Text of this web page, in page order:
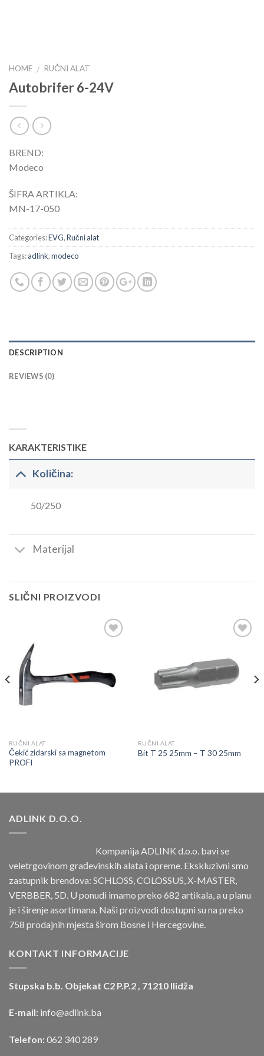
HOME / RUČNI ALAT
Autobrifer 6-24V
BREND:
Modeco
ŠIFRA ARTIKLA:
MN-17-050
Categories:EVG,Ručni alat
Tags:adlink,modeco
DESCRIPTION
REVIEWS (0)
KARAKTERISTIKE
Količina:
50/250
Materijal
SLIČNI PROIZVODI
RUČNI ALAT
Čekić zidarski sa magnetom
PROFI
listu
RUČNI ALAT
Bit T 25 25mm – T 30 25mm
ADLINK D.O.O.
Kompanija ADLINK d.o.o. bavi se
veletrgovinom građevinskih alata i opreme. Ekskluzivni smo
zastupnik brendova: SCHLOSS, COLOSSUS, X-MASTER,
VERBBER, 5D. U ponudi imamo preko 682 artikala, a u planu
je i širenje asortimana. Naši proizvodi dostupni su na preko
758 prodajnih mjesta širom Bosne i Hercegovine.
KONTAKT INFORMACIJE
Stupska b.b. Objekat C2 P.P.2 , 71210 Ilidža
E-mail: info@adlink.ba
Telefon: 062 340 289